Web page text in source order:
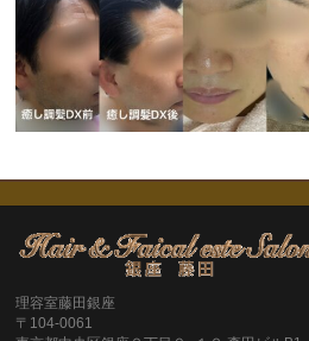
理容室藤田銀座
〒104-0061